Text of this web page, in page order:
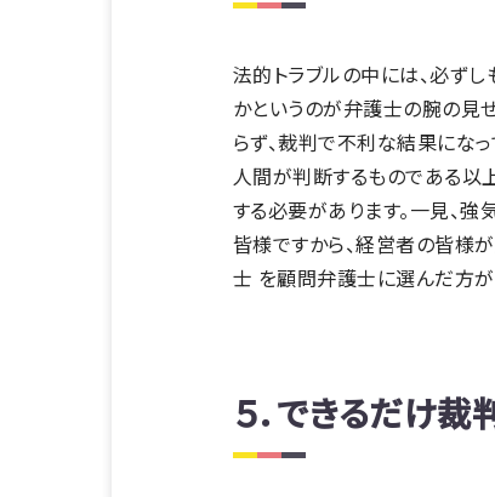
法的トラブルの中には、必ず
かというのが弁護士の腕の見
らず、裁判で不利な結果にな
人間が判断するものである以
する必要があります。一見、
皆様ですから、経営者の皆様
士 を顧問弁護士に選んだ方が
５．できるだけ裁